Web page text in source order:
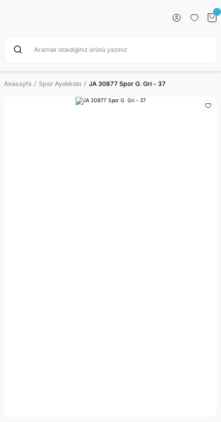
Anasayfa Spor Ayakkabı JA 30877 Spor G. Gri - 37